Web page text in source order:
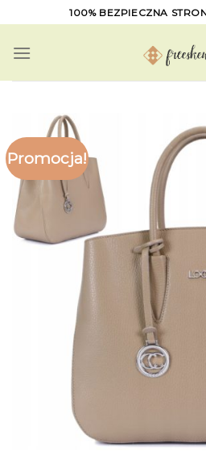
to
content
100% BEZPIECZNA
Promocja!